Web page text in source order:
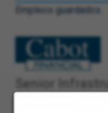
Empleos guardados
Senior